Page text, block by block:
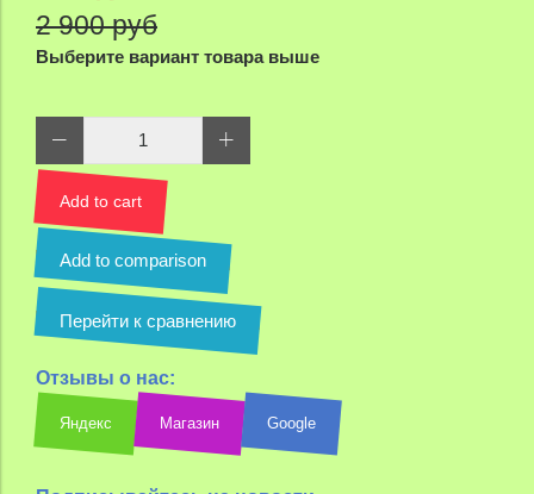
2 900 руб
Выберите вариант товара выше
Add to cart
Add to comparison
Перейти к сравнению
Отзывы о нас:
Яндекс Магазин Google